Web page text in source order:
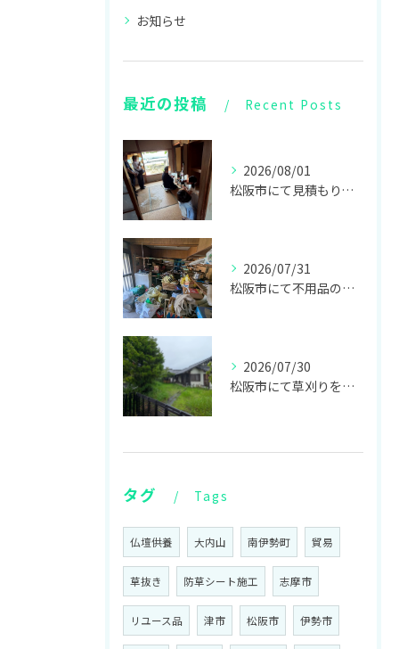
お知らせ
最近の投稿 Recent Posts
2026/08/01
松阪市にて見積もり、伊勢にて仏壇供養をしてきました！
2026/07/31
松阪市にて不用品の回収をしてきました！
2026/07/30
松阪市にて草刈りをしてきました！
タグ Tags
仏壇供養 大内山 南伊勢町 貿易
草抜き 防草シート施工 志摩市
リユース品 津市 松阪市 伊勢市